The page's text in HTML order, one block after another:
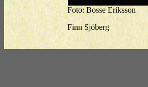
Foto: Bosse Eriksson
Finn Sjöberg